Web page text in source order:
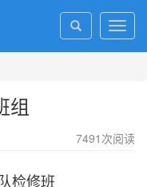
组
7491 次阅读
检修班